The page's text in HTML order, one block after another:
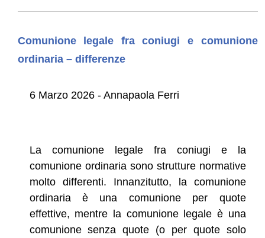
Comunione legale fra coniugi e comunione
ordinaria – differenze
6 Marzo 2026 - Annapaola Ferri
La comunione legale fra coniugi e la
comunione ordinaria sono strutture normative
molto differenti. Innanzitutto, la comunione
ordinaria è una comunione per quote
effettive, mentre la comunione legale è una
comunione senza quote (o per quote solo